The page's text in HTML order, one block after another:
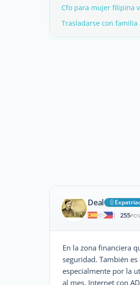
Cfo para mujer filipina
Trasladarse con familia
Deal
|
255
En la zona financiera
seguridad. También
especialmente por la
al mes. Internet con